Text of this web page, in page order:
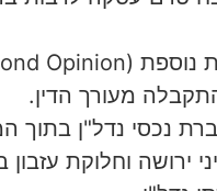
מעורך הדין.
נכסי נדל"ן בתוך
ירושה וחלוקת עזבון